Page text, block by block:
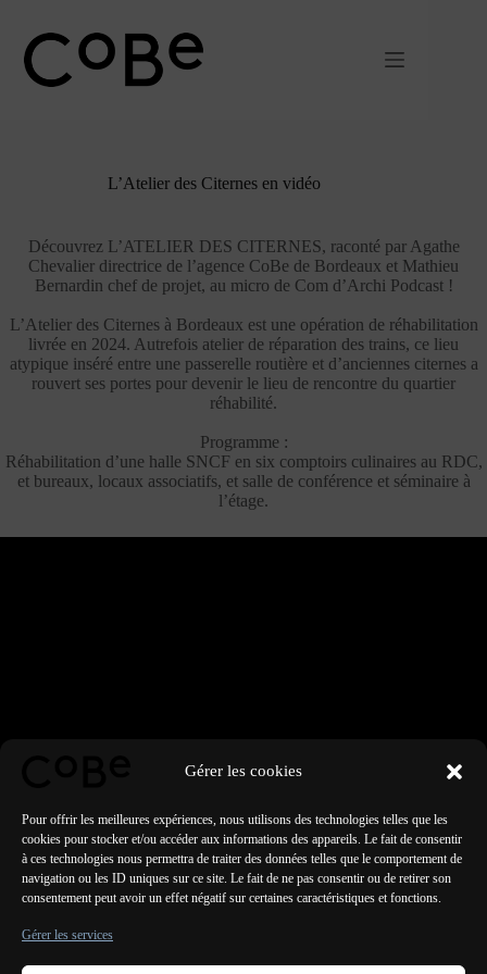
Gérer les cookies
Pour offrir les meilleures expériences, nous utilisons des technologies telles que les
cookies pour stocker et/ou accéder aux informations des appareils. Le fait de consentir
à ces technologies nous permettra de traiter des données telles que le comportement de
navigation ou les ID uniques sur ce site. Le fait de ne pas consentir ou de retirer son
consentement peut avoir un effet négatif sur certaines caractéristiques et fonctions.
Gérer les services
contenu
L’Atelier des Citernes en vidéo
Découvrez L’ATELIER DES CITERNES, raconté par Agathe
Chevalier directrice de l’agence CoBe de Bordeaux et Mathieu
Bernardin chef de projet, au micro de Com d’Archi Podcast !
L’Atelier des Citernes à Bordeaux est une opération de réhabilitation
livrée en 2024. Autrefois atelier de réparation des trains, ce lieu
atypique inséré entre une passerelle routière et d’anciennes citernes a
rouvert ses portes pour devenir le lieu de rencontre du quartier
réhabilité.
Programme :
Réhabilitation d’une halle SNCF en six comptoirs culinaires au RDC,
et bureaux, locaux associatifs, et salle de conférence et séminaire à
l’étage.
PRÉCÉDENT SUIVANT